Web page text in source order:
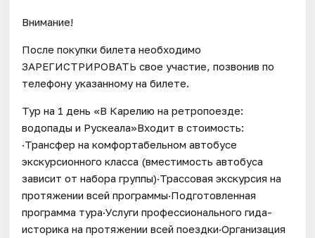
Внимание!
После покупки билета необходимо
ЗАРЕГИСТРИРОВАТЬ свое участие, позвонив по
телефону указанному на билете.
Тур на 1 день «В Карелию на ретропоезде:
водопады и Рускеала»Входит в стоимость:
·Трансфер на комфортабельном автобусе
экскурсионного класса (вместимость автобуса
зависит от набора группы)·Трассовая экскурсия на
протяжении всей программы·Подготовленная
программа тура·Услуги профессионального гида-
историка на протяжении всей поездки·Организация